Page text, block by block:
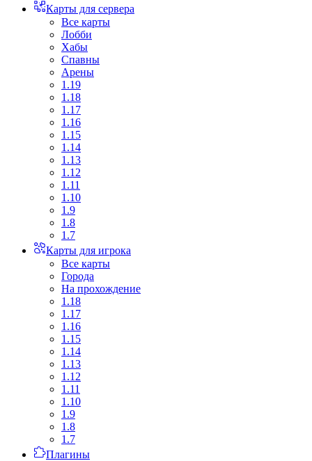
Карты для сервера
Все карты
Лобби
Хабы
Спавны
Арены
1.19
1.18
1.17
1.16
1.15
1.14
1.13
1.12
1.11
1.10
1.9
1.8
1.7
Карты для игрока
Все карты
Города
На прохождение
1.18
1.17
1.16
1.15
1.14
1.13
1.12
1.11
1.10
1.9
1.8
1.7
Плагины